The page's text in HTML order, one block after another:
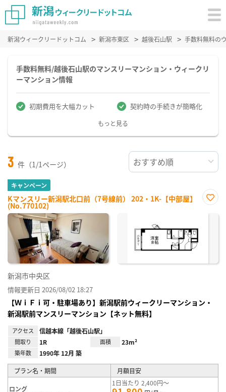
新潟ウィークリードットコム 新潟市東区 越後石山駅 手数料無料の
手数料無料/越後石山駅のマンスリーマンション・ウィークリ
ーマンション情報
初期費用を大幅カット 契約時の手続きが簡略化
もっと見る
3 件（1/1ページ）
キャンペーン
Kマンスリー新潟駅北口前（7号線前） 202・1K-【中部屋】
(No.770102)
に入
新潟市中央区
情報更新日 2026/08/02 18:27
【ＷｉＦｉ可・駐車場あり】新潟駅前ウィークリーマンション・
新潟駅前マンスリーマンション【ネット無料】
アクセス 信越本線「越後石山駅」
間取り 1R 面積 23m²
築年数 1990年 12月 築
プラン名・期間 月額目安
ロング
1日当たり 2,400円～